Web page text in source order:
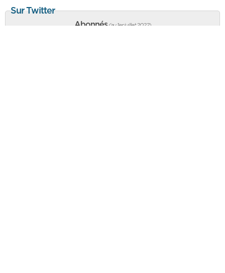
Sur Twitter
Abonnés (au 1er juillet 2022)